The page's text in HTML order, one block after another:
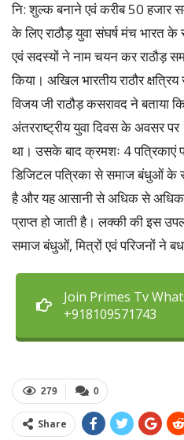
नि: शुल्क बनाने एवं करीब 50 हजार
के लिए राठौड़ युवा संघर्ष मंच भारत के
एवं सदस्यों ने नाम चयन कर राठौड़
किया। अखिल भारतीय राठौर
विजय जी राठौड़ कसरावद ने बताया
अंतरराष्ट्रीय युवा दिवस के अवसर
था। उसके बाद क्रमशः 4 पत्रिकाएं
डिजिटल पत्रिका से समाज बंधुओं के
है और यह आसानी से अधिक से
प्राप्त हो जाती है। लक्की की इस
समाज बंधुओं, मित्रों एवं परिजनों ने
Join Primes Tv
+918109571743
0
279
Share